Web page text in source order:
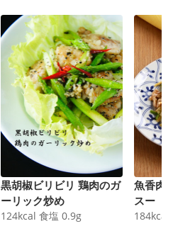
黒胡椒ビリビリ 鶏肉のガ
ーリック炒め
124kcal 食塩 0.9g
魚香肉
スー
184kcal